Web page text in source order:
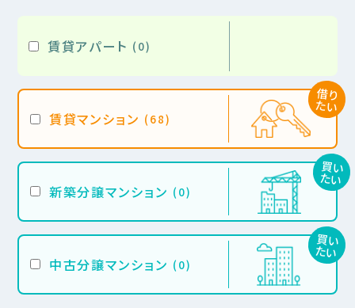
賃貸アパート (0)
賃貸マンション (68)
借り
たい
新築分譲マンション (0)
買い
たい
中古分譲マンション (0)
買い
たい